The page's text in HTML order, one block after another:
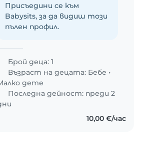
Присъедини се към
Babysits, за да видиш този
пълен профил.
Брой деца: 1
Възраст на децата: Бебе •
дете
Последна дейност: преди 2
10,00 €/час